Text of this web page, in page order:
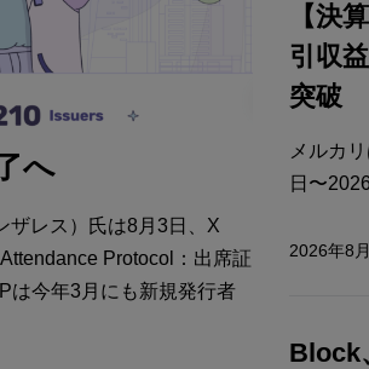
へ
ザレス）氏は8月3日、X
Protocol：出席証
は今年3月にも新規発行者
【決
引収
突破
メルカ
日〜
2026年8
Block